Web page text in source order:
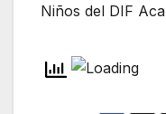
Niños del DIF